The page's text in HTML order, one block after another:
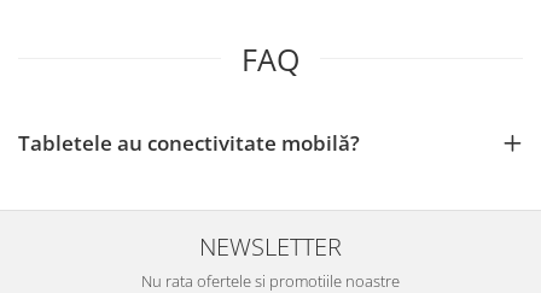
FAQ
Tabletele au conectivitate mobilă?
NEWSLETTER
Nu rata ofertele si promotiile noastre